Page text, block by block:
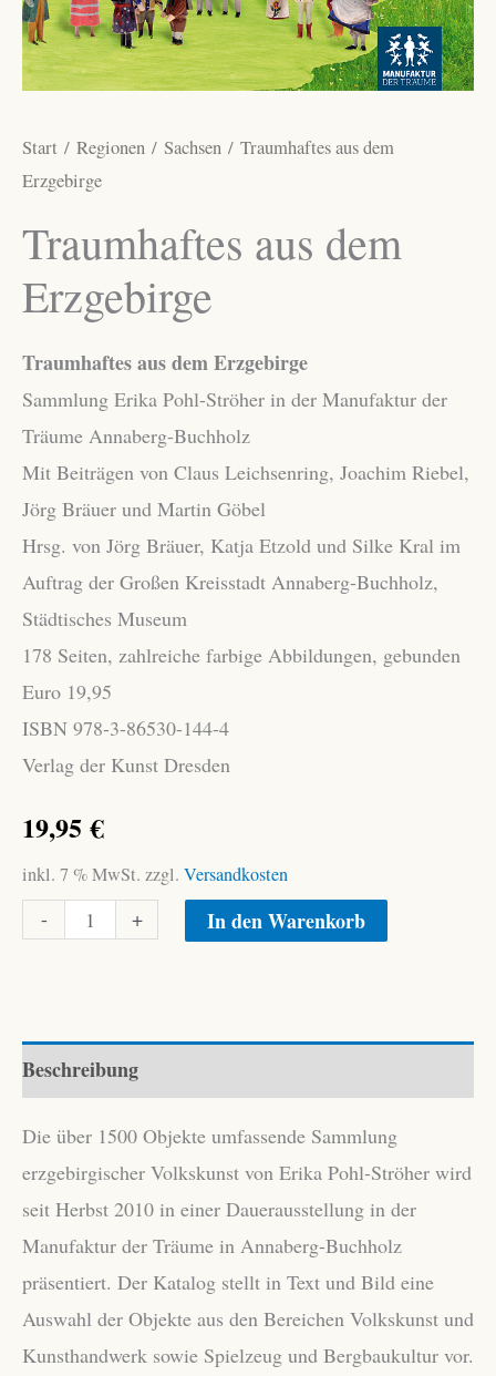
Start / Regionen / Sachsen / Traumhaftes aus dem
Erzgebirge
Traumhaftes aus dem
Erzgebirge
Traumhaftes aus dem Erzgebirge
Sammlung Erika Pohl-Ströher in der Manufaktur der
Träume Annaberg-Buchholz
Mit Beiträgen von Claus Leichsenring, Joachim Riebel,
Jörg Bräuer und Martin Göbel
Hrsg. von Jörg Bräuer, Katja Etzold und Silke Kral im
Auftrag der Großen Kreisstadt Annaberg-Buchholz,
Städtisches Museum
178 Seiten, zahlreiche farbige Abbildungen, gebunden
Euro 19,95
ISBN 978-3-86530-144-4
Verlag der Kunst Dresden
19,95€
inkl. 7 % MwSt. zzgl. Versandkosten
-
Traumhaftes
Menge
+ In den Warenkorb
Beschreibung
Die über 1500 Objekte umfassende Sammlung
erzgebirgischer Volkskunst von Erika Pohl-Ströher wird
seit Herbst 2010 in einer Dauerausstellung in der
Manufaktur der Träume in Annaberg-Buchholz
präsentiert. Der Katalog stellt in Text und Bild eine
Auswahl der Objekte aus den Bereichen Volkskunst und
Kunsthandwerk sowie Spielzeug und Bergbaukultur vor.